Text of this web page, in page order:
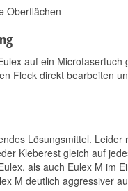
Oberflächen
auf ein Microfasertuch
Fleck direkt bearbeiten
Lösungsmittel. Leider
Kleberest gleich auf
als auch Eulex M im
M deutlich aggressiver
Koch Chemie Lack-
Polish violett P2.03 1
L